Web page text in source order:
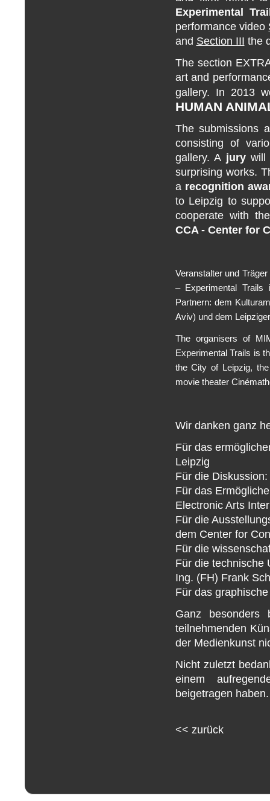
Experimental
performance video
and Section III the
The section
art and
gallery. In 2013
HUMAN
The submissions
consisting of
gallery. A jurywill
surprising works.
a recognition
to Leipzig to
cooperate with
CCA - Center for
Veranstalter und
– Experimental
Partnern: dem
Aviv) und dem
The organisers of
Experimental Trails is
the City of Leipzig, the
movie theater
Wir danken ganz
Für das
Leipzig
Für die
Für das
Electronic Arts
Für die
dem Center for
Für die
Für die technische
Ing. (FH) Frank
Für das
Ganz besonders
teilnehmenden
der Medienkunst
Nicht zuletzt
einem
beigetragen haben.
<< zurück